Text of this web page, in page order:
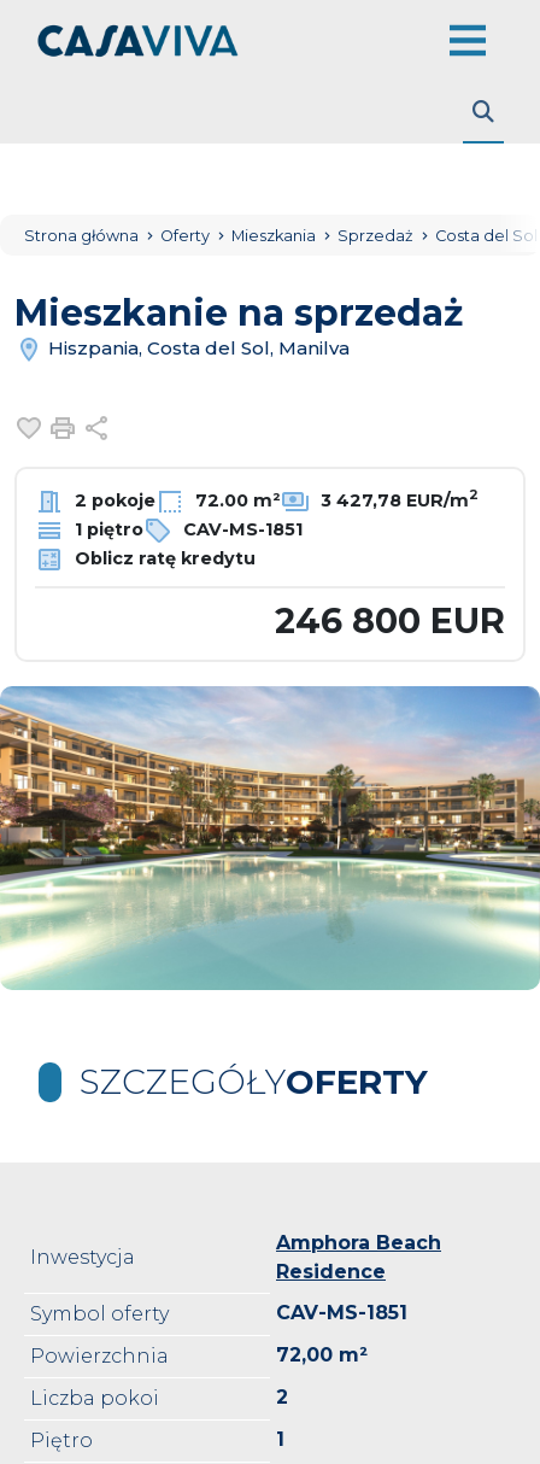
Strona główna Oferty Mieszkania Sprzedaż Costa del Sol
Mieszkanie na sprzedaż
Hiszpania, Costa del Sol, Manilva
Dodaj do ulubionych
Drukuj
2 pokoje 72.00 m² 3 427,78 EUR/m2
1 piętro
CAV-MS-1851
Oblicz ratę kredytu
246 800 EUR
SZCZEGÓŁYOFERTY
Inwestycja
Amphora Beach
Residence
Symbol oferty
CAV-MS-1851
Powierzchnia
72,00 m²
Liczba pokoi
2
Piętro
1